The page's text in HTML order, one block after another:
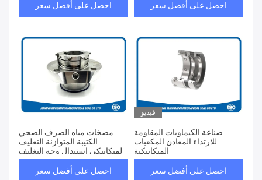
احصل على أفضل سعر احصل على أفضل سعر
مضخات مياه الصرف الصحي
الكتيبة المتوازنة التغليف
الميكانيكي استبدال وجه التغليف
المزدوج مصممة
احصل على أفضل سعر
فيديو
صناعة الكيماويات المقاومة
للارتداء المعادن المكعبات
الميكانيكية
احصل على أفضل سعر